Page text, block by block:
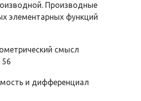
Производные
элементарных функций
смысл
56
и дифференциал